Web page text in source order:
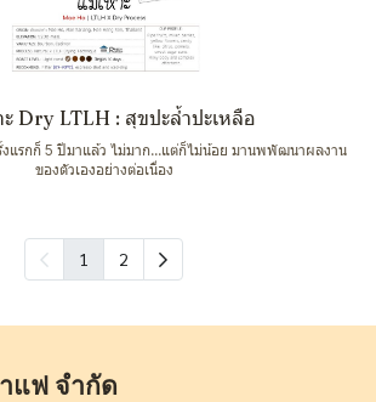
ะ Dry LTLH : สุขปะล้ำปะเหลือ
แรกก็ 5 ปีมาแล้ว ไม่มาก...แต่ก็ไม่น้อย มานพพัฒนาผลงาน
ของตัวเองอย่างต่อเนื่อง
1 2
แฟ จำกัด